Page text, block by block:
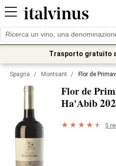
Trasporto gratuito
Spagna / Montsant / Flor de
Flor de
Ha'Abib
5